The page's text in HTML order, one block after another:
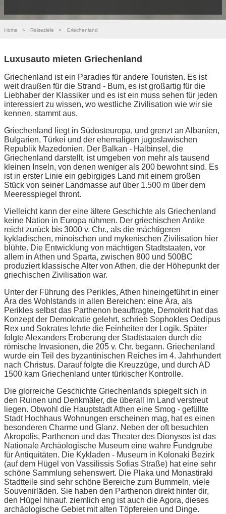
Home » Reiseziele » Griechenland
Luxusauto mieten Griechenland
Griechenland ist ein Paradies für andere Touristen. Es ist
weit draußen für die Strand - Bum, es ist großartig für die
Liebhaber der Klassiker und es ist ein muss sehen für jeden
interessiert zu wissen, wo westliche Zivilisation wie wir sie
kennen, stammt aus.
Griechenland liegt in Südosteuropa, und grenzt an Albanien,
Bulgarien, Türkei und der ehemaligen jugoslawischen
Republik Mazedonien. Der Balkan - Halbinsel, die
Griechenland darstellt, ist umgeben von mehr als tausend
kleinen Inseln, von denen weniger als 200 bewohnt sind. Es
ist in erster Linie ein gebirgiges Land mit einem großen
Stück von seiner Landmasse auf über 1.500 m über dem
Meeresspiegel thront.
Vielleicht kann der eine ältere Geschichte als Griechenland
keine Nation in Europa rühmen. Der griechischen Antike
reicht zurück bis 3000 v. Chr., als die mächtigeren
kykladischen, minoischen und mykenischen Zivilisation hier
blühte. Die Entwicklung von mächtigen Stadtstaaten, vor
allem in Athen und Sparta, zwischen 800 und 500BC
produziert klassische Alter von Athen, die der Höhepunkt der
griechischen Zivilisation war.
Unter der Führung des Perikles, Athen hineingeführt in einer
Ära des Wohlstands in allen Bereichen: eine Ära, als
Perikles selbst das Parthenon beauftragte, Demokrit hat das
Konzept der Demokratie gelehrt, schrieb Sophokles Oedipus
Rex und Sokrates lehrte die Feinheiten der Logik. Später
folgte Alexanders Eroberung der Stadtstaaten durch die
römische Invasionen, die 205 v. Chr. begann. Griechenland
wurde ein Teil des byzantinischen Reiches im 4. Jahrhundert
nach Christus. Darauf folgte die Kreuzzüge, und durch AD
1500 kam Griechenland unter türkischer Kontrolle.
Die glorreiche Geschichte Griechenlands spiegelt sich in
den Ruinen und Denkmäler, die überall im Land verstreut
liegen. Obwohl die Hauptstadt Athen eine Smog - gefüllte
Stadt Hochhaus Wohnungen erscheinen mag, hat es einen
besonderen Charme und Glanz. Neben der oft besuchten
Akropolis, Parthenon und das Theater des Dionysos ist das
Nationale Archäologische Museum eine wahre Fundgrube
für Antiquitäten. Die Kykladen - Museum in Kolonaki Bezirk
(auf dem Hügel von Vassilissis Sofias Straße) hat eine sehr
schöne Sammlung sehenswert. Die Plaka und Monastiraki
Stadtteile sind sehr schöne Bereiche zum Bummeln, viele
Souvenirläden. Sie haben den Parthenon direkt hinter dir,
den Hügel hinauf. ziemlich eng ist auch die Agora, dieses
archäologische Gebiet mit alten Töpfereien und Dinge.